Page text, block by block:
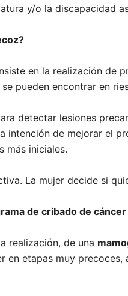
y/o la discapacidad
en la realización de
pueden encontrar en
detectar lesiones
intención de mejorar el
más iniciales.
La mujer decide si
de cribado de cáncer
realización, de una
en etapas muy